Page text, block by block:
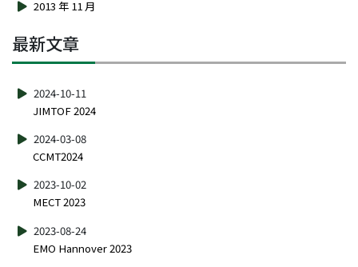
2013 年 11 月
最新文章
JIMTOF 2024
2024-10-11
CCMT2024
2024-03-08
MECT 2023
2023-10-02
EMO Hannover 2023
2023-08-24